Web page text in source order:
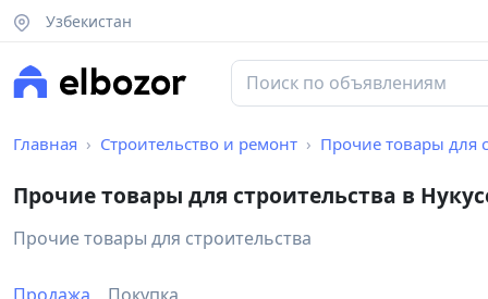
Узбекистан
Главная Строительство и ремонт Прочие товары для
Прочие товары для строительства в
Прочие товары для строительства